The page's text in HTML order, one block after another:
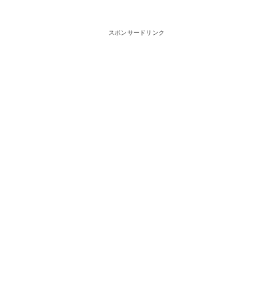
スポンサードリンク